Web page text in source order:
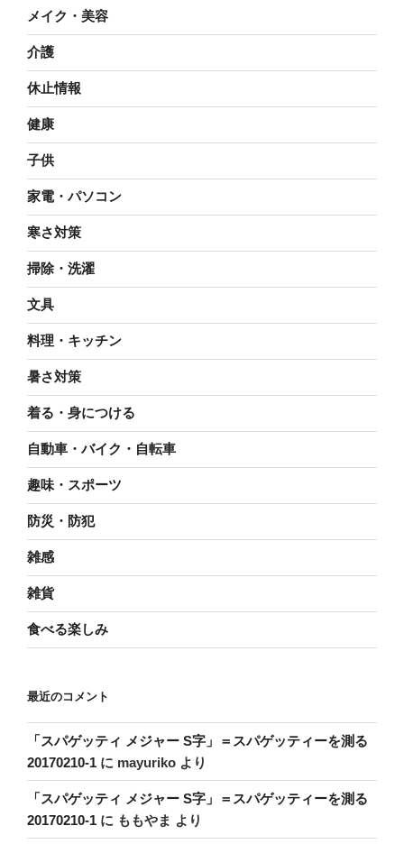
メイク・美容
介護
休止情報
健康
子供
家電・パソコン
寒さ対策
掃除・洗濯
文具
料理・キッチン
暑さ対策
着る・身につける
自動車・バイク・自転車
趣味・スポーツ
防災・防犯
雑感
雑貨
食べる楽しみ
最近のコメント
「スパゲッティ メジャー S字」＝スパゲッティーを測る
20170210-1 に mayuriko より
「スパゲッティ メジャー S字」＝スパゲッティーを測る
20170210-1 に ももやま より